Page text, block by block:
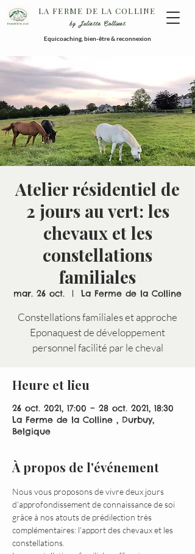
LA FERME DE LA COLLINE
by Juliette Collinet
Equicoaching, bien-être & reconnexion
Atelier résidentiel de
2 jours au vert: les
chevaux et les
constellations
familiales
mar. 26 oct.
  |
La Ferme de la Colline
Constellations familiales et approche
Eponaquest de développement
personnel facilité par le cheval
Heure et lieu
26 oct. 2021, 17:00 – 28 oct. 2021, 18:30
La Ferme de la Colline , Durbuy,
Belgique
À propos de l'événement
Nous vous proposons de vivre deux jours
d’approfondissement de connaissance de soi
grâce à nos atouts de prédilection très
complémentaires: l'apport des chevaux et les
constellations.